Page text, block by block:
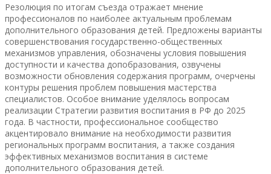
Резолюция по итогам съезда отражает мнение
профессионалов по наиболее актуальным проблемам
дополнительного образования детей. Предложены варианты
совершенствования государственно-общественных
механизмов управления, обозначены условия повышения
доступности и качества допобразования, озвучены
возможности обновления содержания программ, очерчены
контуры решения проблем повышения мастерства
специалистов. Особое внимание уделялось вопросам
реализации Стратегии развития воспитания в РФ до 2025
года. В частности, профессиональное сообщество
акцентировало внимание на необходимости развития
региональных программ воспитания, а также создания
эффективных механизмов воспитания в системе
дополнительного образования детей.